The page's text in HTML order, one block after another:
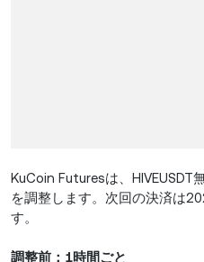
KuCoin Futuresは、HIVEUSDT
を調整します。次回の決済は
す。
調整前：1時間ごと